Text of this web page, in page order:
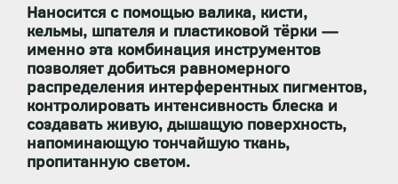
Наносится с помощью валика, кисти,
кельмы, шпателя и пластиковой тёрки —
именно эта комбинация инструментов
позволяет добиться равномерного
распределения интерферентных пигментов,
контролировать интенсивность блеска и
создавать живую, дышащую поверхность,
напоминающую тончайшую ткань,
пропитанную светом.